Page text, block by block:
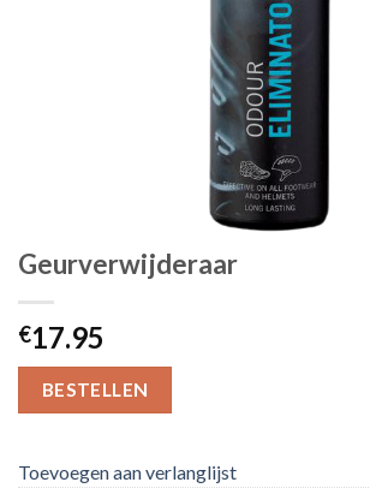
Geurverwijderaar
€17.95
BESTELLEN
Toevoegen aan verlanglijst